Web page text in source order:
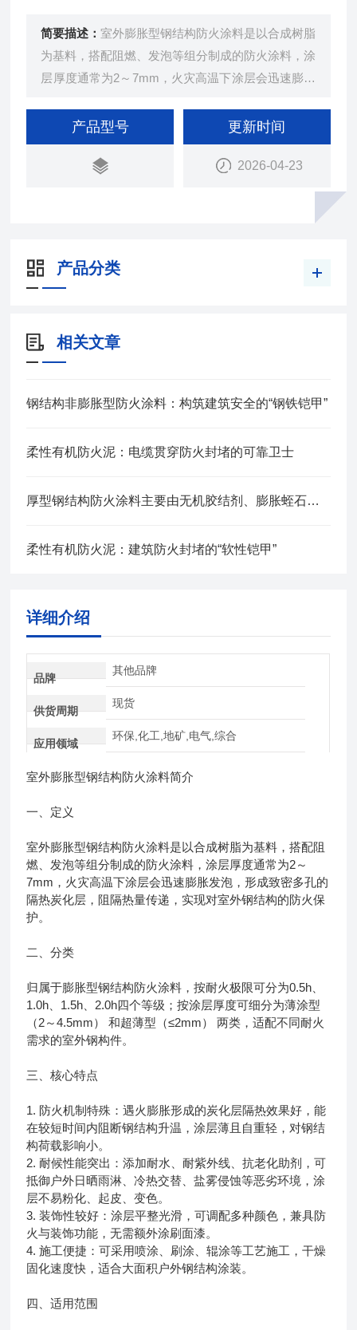
简要描述：室外膨胀型钢结构防火涂料是以合成树脂
为基料，搭配阻燃、发泡等组分制成的防火涂料，涂
层厚度通常为2～7mm，火灾高温下涂层会迅速膨胀
实现对室外钢结构的防火保护。
产品型号 更新时间
2026-04-23
产品分类
相关文章
钢结构非膨胀型防火涂料：构筑建筑安全的“钢铁铠甲”
柔性有机防火泥：电缆贯穿防火封堵的可靠卫士
厚型钢结构防火涂料主要由无机胶结剂、膨胀蛭石等组成
柔性有机防火泥：建筑防火封堵的“软性铠甲”
详细介绍
品牌
其他品牌
供货周期
现货
应用领域
环保,化工,地矿,电气,综合
室外膨胀型钢结构防火涂料简介
一、定义
室外膨胀型钢结构防火涂料是以合成树脂为基料，搭配阻
燃、发泡等组分制成的防火涂料，涂层厚度通常为2～
7mm，火灾高温下涂层会迅速膨胀发泡，形成致密多孔的
隔热炭化层，阻隔热量传递，实现对室外钢结构的防火保
护。
二、分类
归属于膨胀型钢结构防火涂料，按耐火极限可分为0.5h、
1.0h、1.5h、2.0h四个等级；按涂层厚度可细分为薄涂型
（2～4.5mm） 和超薄型（≤2mm） 两类，适配不同耐火
需求的室外钢构件。
三、核心特点
1. 防火机制特殊：遇火膨胀形成的炭化层隔热效果好，能
在较短时间内阻断钢结构升温，涂层薄且自重轻，对钢结
构荷载影响小。
2. 耐候性能突出：添加耐水、耐紫外线、抗老化助剂，可
抵御户外日晒雨淋、冷热交替、盐雾侵蚀等恶劣环境，涂
层不易粉化、起皮、变色。
3. 装饰性较好：涂层平整光滑，可调配多种颜色，兼具防
火与装饰功能，无需额外涂刷面漆。
4. 施工便捷：可采用喷涂、刷涂、辊涂等工艺施工，干燥
固化速度快，适合大面积户外钢结构涂装。
四、适用范围